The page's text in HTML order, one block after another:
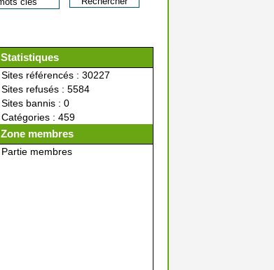
Statistiques
Sites référencés : 30227
Sites refusés : 5584
Sites bannis : 0
Catégories : 459
Zone membres
Partie membres